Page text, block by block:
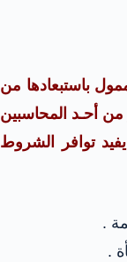
باستبعادها من
من أحـد المحاسبين
توافر الشروط
.
.